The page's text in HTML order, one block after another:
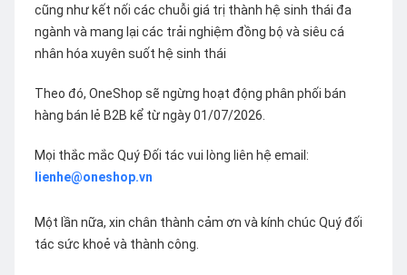
cũng như kết nối các chuỗi giá trị thành hệ sinh thái đa
ngành và mang lại các trải nghiệm đồng bộ và siêu cá
nhân hóa xuyên suốt hệ sinh thái
Theo đó, OneShop sẽ ngừng hoạt động phân phối bán
hàng bán lẻ B2B kể từ ngày 01/07/2026.
Mọi thắc mắc Quý Đối tác vui lòng liên hệ email:
lienhe@oneshop.vn
Một lần nữa, xin chân thành cảm ơn và kính chúc Quý đối
tác sức khoẻ và thành công.